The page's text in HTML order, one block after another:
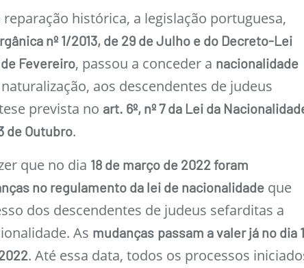
histórica, a legislação portuguesa,
nº 1/2013, de 29 de Julho e do Decreto-Lei
Fevereiro, passou a conceder a nacionalidade
aos descendentes de judeus
prevista no art. 6º, nº 7 da Lei da
de Outubro.
que no dia 18 de março de 2022 foram
no regulamento da lei de nacionalidade que
dos descendentes de judeus sefarditas a
As mudanças passam a valer já no dia
. Até essa data, todos os processos